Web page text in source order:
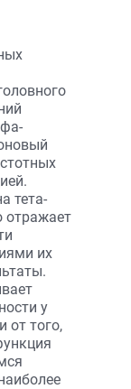
тета-
отражает
их
у
от того,